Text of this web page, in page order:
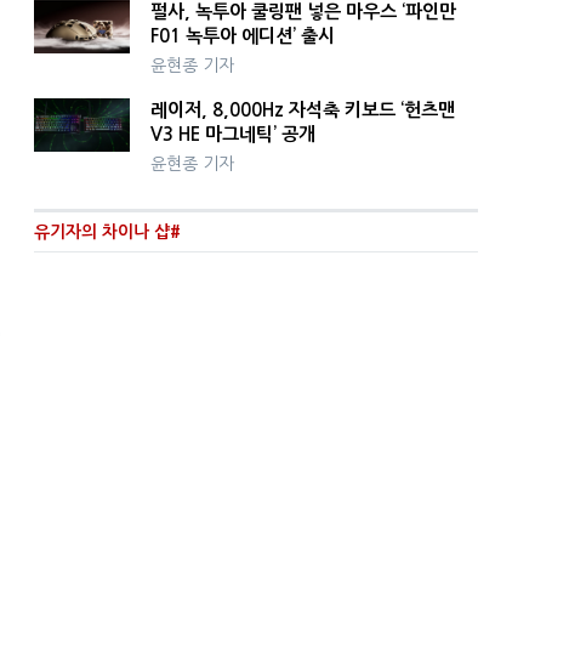
펄사, 녹투아 쿨링팬 넣은 마우스 ‘파인만
F01 녹투아 에디션’ 출시
윤현종 기자
레이저, 8,000Hz 자석축 키보드 ‘헌츠맨
V3 HE 마그네틱’ 공개
윤현종 기자
유기자의 차이나 샵#